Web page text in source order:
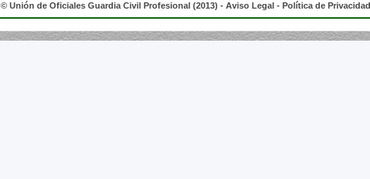
© Unión de Oficiales Guardia Civil Profesional (2013) - Aviso Legal - Política de Privacidad